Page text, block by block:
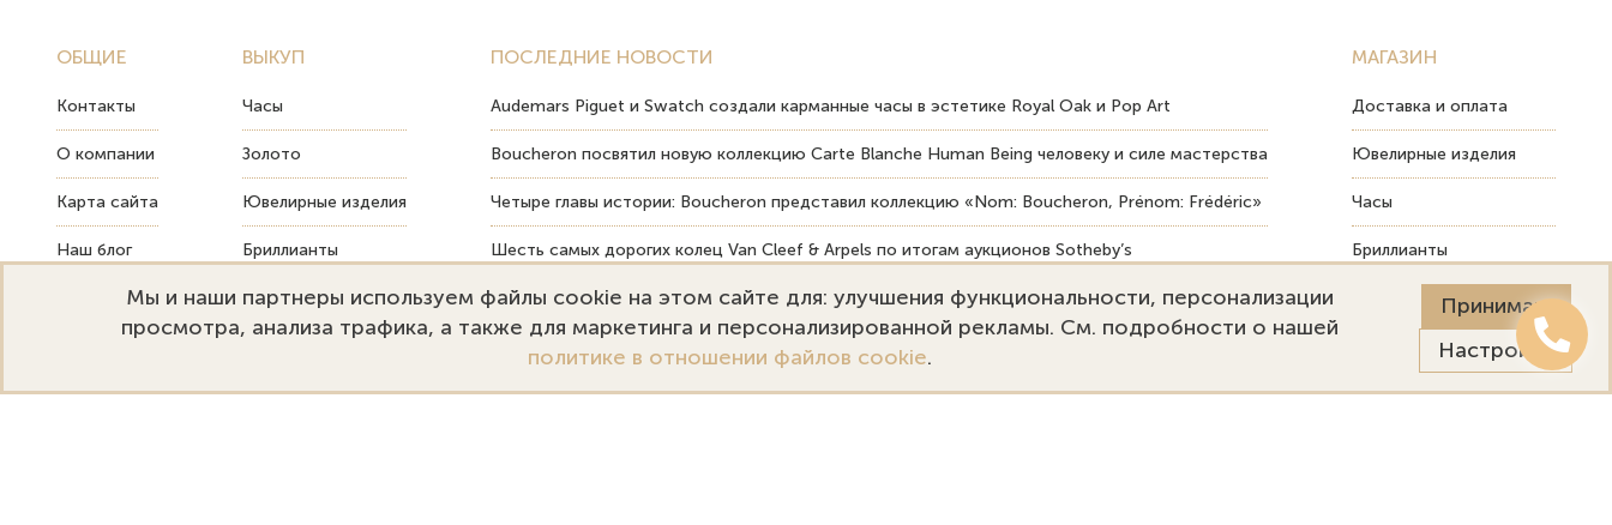
ОБЩИЕ
Контакты
О компании
Карта сайта
Наш блог
ВЫКУП
Часы
Золото
Ювелирные изделия
Бриллианты
Монеты
ПОСЛЕДНИЕ НОВОСТИ
Audemars Piguet и Swatch создали карманные часы в эстетике Royal Oak и Pop Art
Boucheron посвятил новую коллекцию Carte Blanche Human Being человеку и силе мастерства
Четыре главы истории: Boucheron представил коллекцию «Nom: Boucheron, Prénom: Frédéric»
Шесть самых дорогих колец Van Cleef & Arpels по итогам аукционов Sotheby’s
Как твердость драгоценных камней влияет на долговечность ювелирных изделий
МАГАЗИН
Доставка и оплата
Ювелирные изделия
Часы
Бриллианты
Пост-продажный сервис
Мы и наши партнеры используем файлы cookie на этом сайте для: улучшения функциональности, персонализации
просмотра, анализа трафика, а также для маркетинга и персонализированной рекламы. См. подробности о нашей
политике в отношении файлов cookie.
Принимаю
Настройки